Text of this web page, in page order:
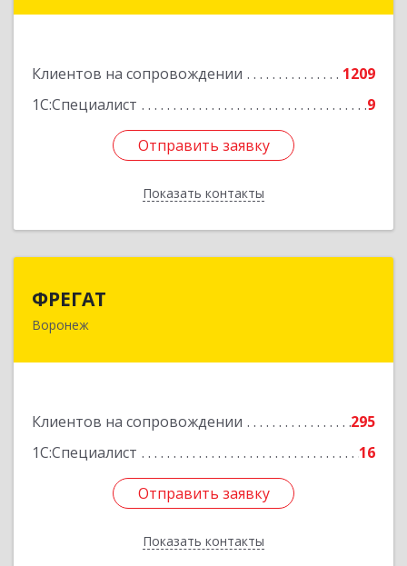
Клиентов на сопровождении
1209
1С:Специалист
9
Отправить заявку
Показать контакты
Отправить заявку
Назад
ФРЕГАТ
Воронеж
Клиентов на сопровождении
295
1С:Специалист
16
Отправить заявку
Показать контакты
Отправить заявку
Назад